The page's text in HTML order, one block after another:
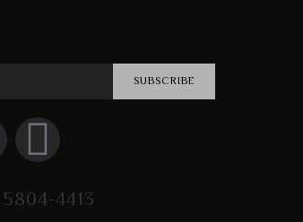
SUBSCRIBE
5804-4413